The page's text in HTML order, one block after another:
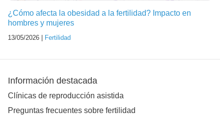
¿Cómo afecta la obesidad a la fertilidad? Impacto en
hombres y mujeres
13/05/2026 | Fertilidad
Información destacada
Clínicas de reproducción asistida
Preguntas frecuentes sobre fertilidad